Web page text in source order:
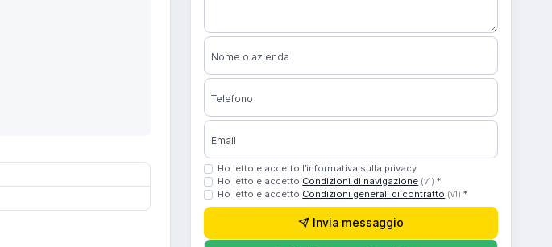
Nome o azienda
Telefono
Email
Ho letto e accetto l’informativa sulla privacy
Ho letto e accetto Condizioni di navigazione (v1) *
Ho letto e accetto Condizioni generali di contratto (v1) *
Invia messaggio